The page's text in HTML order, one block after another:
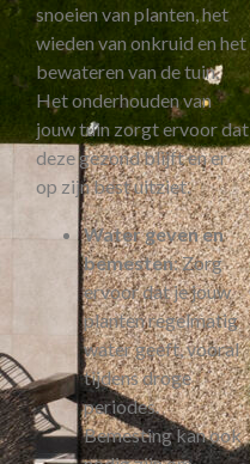
snoeien van planten, het
wieden van onkruid en het
bewateren van de tuin.
Het onderhouden van
jouw tuin zorgt ervoor dat
deze gezond blijft en er
op zijn best uitziet.
Water geven en
bemesten: Zorg
ervoor dat je jouw
planten regelmatig
water geeft, vooral
tijdens droge
periodes.
Bemesting kan ook